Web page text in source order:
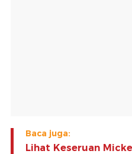
Baca juga:
Lihat Keseruan